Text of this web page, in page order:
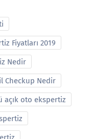
Fiyatları 2019
Nedir
Checkup Nedir
açık oto ekspertiz